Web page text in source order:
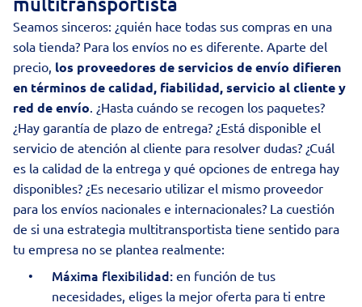
Seamos sinceros: ¿quién hace todas sus compras en una
sola tienda? Para los envíos no es diferente. Aparte del
precio, los proveedores de servicios de envío difieren
en términos de calidad, fiabilidad, servicio al cliente y
red de envío. ¿Hasta cuándo se recogen los paquetes?
¿Hay garantía de plazo de entrega? ¿Está disponible el
servicio de atención al cliente para resolver dudas? ¿Cuál
es la calidad de la entrega y qué opciones de entrega hay
disponibles? ¿Es necesario utilizar el mismo proveedor
para los envíos nacionales e internacionales? La cuestión
de si una estrategia multitransportista tiene sentido para
tu empresa no se plantea realmente:
Máxima flexibilidad: en función de tus
necesidades, eliges la mejor oferta para ti entre